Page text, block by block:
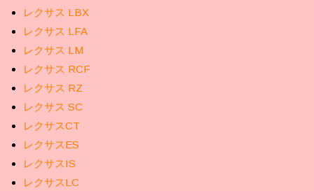
レクサス LBX
レクサス LFA
レクサス LM
レクサス RCF
レクサス RZ
レクサス SC
レクサスCT
レクサスES
レクサスIS
レクサスLC